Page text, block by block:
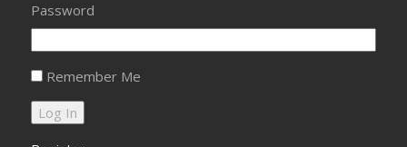
Password
Remember Me